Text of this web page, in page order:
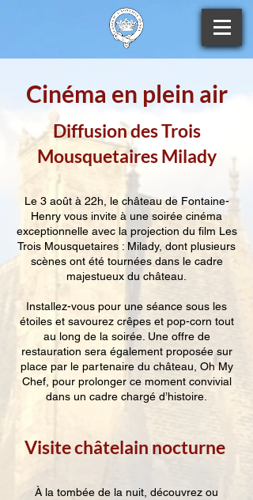
Cinéma en plein air
Diffusion des Trois
Mousquetaires Milady
Le 3 août à 22h, le château de Fontaine-
Henry vous invite à une soirée cinéma
exceptionnelle avec la projection du film Les
Trois Mousquetaires : Milady, dont plusieurs
scènes ont été tournées dans le cadre
majestueux du château.
Installez-vous pour une séance sous les
étoiles et savourez crêpes et pop-corn tout
au long de la soirée. Une offre de
restauration sera également proposée sur
place par le partenaire du château, Oh My
Chef, pour prolonger ce moment convivial
dans un cadre chargé d’histoire.
Visite châtelain nocturne ​
À la tombée de la nuit, découvrez ou